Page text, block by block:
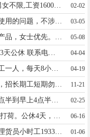
招聘;桥西商场物业部现招聘保洁,男女不限,工资1600-2500之间,联系电话;15131979190 02-02
【急招轻松在线客服】处理团购券使用的问题，不涉及销售，月休8天，3200-5000，电话同V：17603190775 03-05
05-08
桥西火锅店招聘服务员 工资3200。3天公休 联系电话13315907893 04-04
桥东东市村定制家具厂招聘打包女工一人，每天8小时，工资待遇面议，要求25-45岁，附近居住，电话15833399495 04-19
11-21
南和顺丰招装卸工，日结170下午4点半到早上4点半，男25-55周，地址贾宋韩村，电话15731966391 02-25
06-16
有华家连锁超市襄湾店招聘收银员理货员小时工19331930216 01-06